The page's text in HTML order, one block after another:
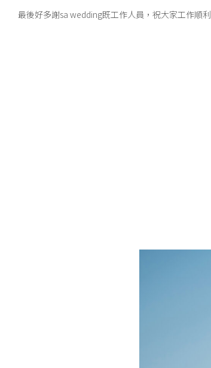
最後好多謝sa wedding既工作人員，祝大家工作順利